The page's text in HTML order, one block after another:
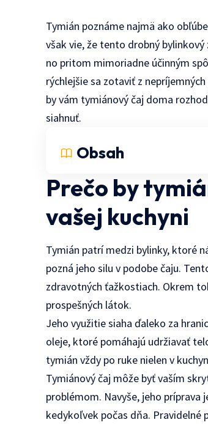
Tymián poznáme najmä ako
však vie, že tento drobný
no pritom mimoriadne účinným
rýchlejšie sa zotaviť z
by vám tymiánový čaj doma
siahnuť.
Obsah
Prečo by
vašej kuchyni
Tymián patrí medzi bylinky, ktoré
pozná jeho silu v podobe čaju.
zdravotných ťažkostiach. Okrem
prospešných látok.
Jeho využitie siaha ďaleko za
oleje, ktoré pomáhajú udržiavať
tymián vždy po ruke nielen v
Tymiánový čaj môže byť vaším
problémom. Navyše, jeho
kedykoľvek počas dňa. Pravidelné